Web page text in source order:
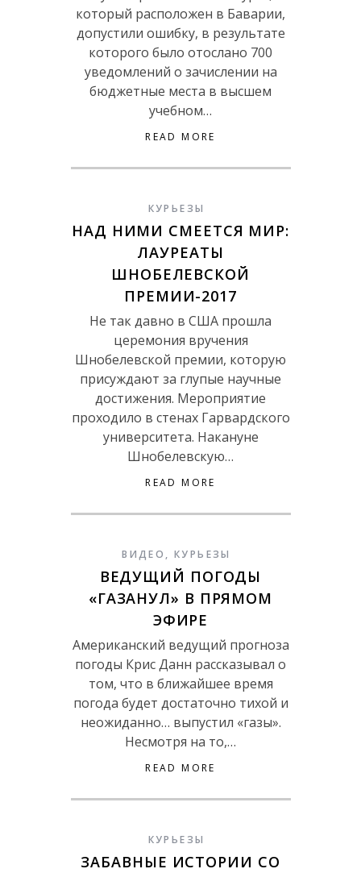
который расположен в Баварии,
допустили ошибку, в результате
которого было отослано 700
уведомлений о зачислении на
бюджетные места в высшем
учебном…
READ MORE
КУРЬЕЗЫ
НАД НИМИ СМЕЕТСЯ МИР:
ЛАУРЕАТЫ
ШНОБЕЛЕВСКОЙ
ПРЕМИИ-2017
Не так давно в США прошла
церемония вручения
Шнобелевской премии, которую
присуждают за глупые научные
достижения. Мероприятие
проходило в стенах Гарвардского
университета. Накануне
Шнобелевскую…
READ MORE
ВИДЕО , КУРЬЕЗЫ
ВЕДУЩИЙ ПОГОДЫ
«ГАЗАНУЛ» В ПРЯМОМ
ЭФИРЕ
Американский ведущий прогноза
погоды Крис Данн рассказывал о
том, что в ближайшее время
погода будет достаточно тихой и
неожиданно… выпустил «газы».
Несмотря на то,…
READ MORE
КУРЬЕЗЫ
ЗАБАВНЫЕ ИСТОРИИ СО